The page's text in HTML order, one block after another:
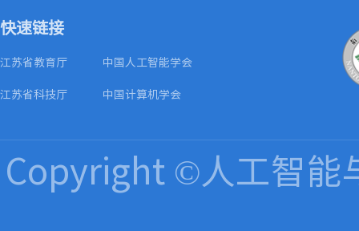
快速链接
江苏省教育厅
中国人工智能学会
江苏省科技厅
中国计算机学会
Copyright ©人工智能